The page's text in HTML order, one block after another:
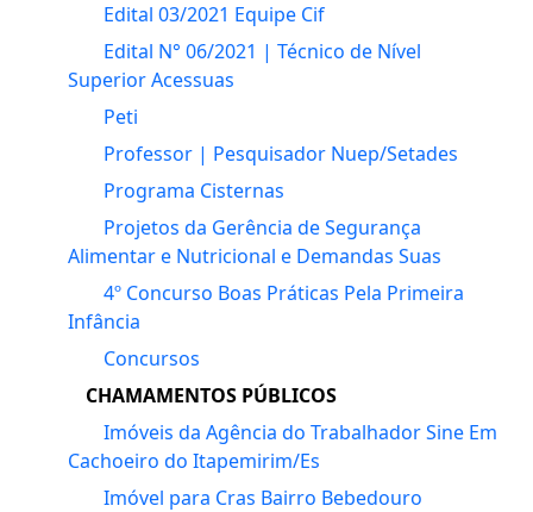
Edital 03/2021 Equipe Cif
Edital N° 06/2021 | Técnico de Nível
Superior Acessuas
Peti
Professor | Pesquisador Nuep/Setades
Programa Cisternas
Projetos da Gerência de Segurança
Alimentar e Nutricional e Demandas Suas
4º Concurso Boas Práticas Pela Primeira
Infância
Concursos
CHAMAMENTOS PÚBLICOS
Imóveis da Agência do Trabalhador Sine Em
Cachoeiro do Itapemirim/Es
Imóvel para Cras Bairro Bebedouro